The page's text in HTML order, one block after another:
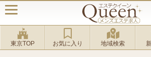
東京TOP お気に入り 地域検索